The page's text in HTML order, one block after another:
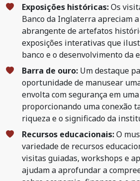
Exposições históricas:Os
Banco da Inglaterra apreciam
abrangente de artefatos
exposições interativas que
banco e o desenvolvimento da
Barra de ouro: Um destaque
oportunidade de manusear
envolta com segurança em
proporcionando uma conexão
riqueza e o significado da
Recursos educacionais:O
variedade de recursos
visitas guiadas, workshops e
ajudam a aprofundar a